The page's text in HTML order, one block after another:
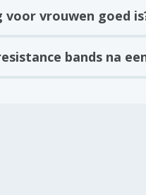
vrouwen goed
bands na